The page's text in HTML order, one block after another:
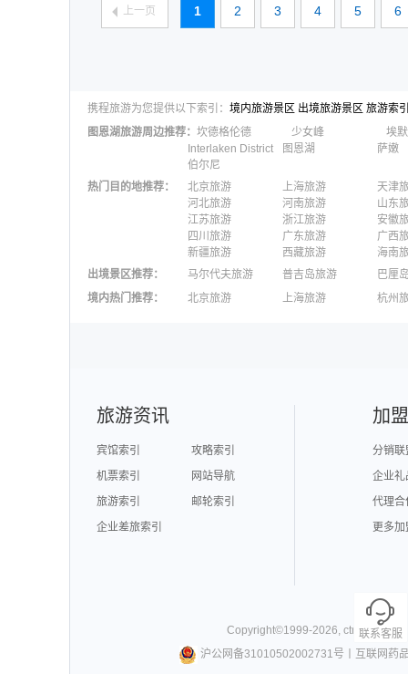
上一页 1 2 3 4 5 6
携程旅游为您提供以下索引： 境内旅游景区 出境旅游景区 旅游索
图恩湖旅游周边推荐： 坎德格伦德 少女峰
埃
Interlaken District
图恩湖
萨嫩
伯尔尼
热门目的地推荐： 北京旅游 上海旅游
天津
河北旅游
河南旅游
山东
江苏旅游
浙江旅游
安徽
四川旅游
广东旅游
广西
新疆旅游
西藏旅游
海南
出境景区推荐： 马尔代夫旅游 普吉岛旅游
巴厘
澳大利亚旅游
毛里求斯旅游
苏梅
境内热门推荐： 北京旅游 上海旅游
杭州
联系客服
旅游资讯
宾馆索引
攻略索引
机票索引
网站导航
旅游索引
邮轮索引
企业差旅索引
加
分销联
企业礼
代理合
更多
Copyright©1999-2026, ctrip.com.
沪公网备31010502002731号
互联网药